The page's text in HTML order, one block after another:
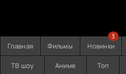
Главная Фильмы Новинки
3
ТВ шоу Аниме Топ